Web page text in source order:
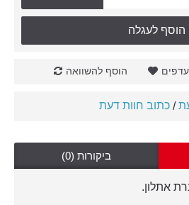
הוסף לעגלה
הוסף להשוואה
/ כתוב חוות דעת
ביקורות (0)
אתלון.